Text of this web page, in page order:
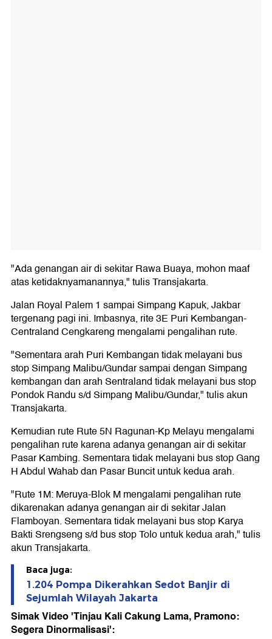
"Ada genangan air di sekitar Rawa Buaya, mohon maaf
atas ketidaknyamanannya," tulis Transjakarta.
Jalan Royal Palem 1 sampai Simpang Kapuk, Jakbar
tergenang pagi ini. Imbasnya, rite 3E Puri Kembangan-
Centraland Cengkareng mengalami pengalihan rute.
"Sementara arah Puri Kembangan tidak melayani bus
stop Simpang Malibu/Gundar sampai dengan Simpang
kembangan dan arah Sentraland tidak melayani bus stop
Pondok Randu s/d Simpang Malibu/Gundar," tulis akun
Transjakarta.
Kemudian rute Rute 5N Ragunan-Kp Melayu mengalami
pengalihan rute karena adanya genangan air di sekitar
Pasar Kambing. Sementara tidak melayani bus stop Gang
H Abdul Wahab dan Pasar Buncit untuk kedua arah.
"Rute 1M: Meruya-Blok M mengalami pengalihan rute
dikarenakan adanya genangan air di sekitar Jalan
Flamboyan. Sementara tidak melayani bus stop Karya
Bakti Srengseng s/d bus stop Tolo untuk kedua arah," tulis
akun Transjakarta.
Baca juga:
1.204 Pompa Dikerahkan Sedot Banjir di
Sejumlah Wilayah Jakarta
Simak Video 'Tinjau Kali Cakung Lama, Pramono:
Segera Dinormalisasi':